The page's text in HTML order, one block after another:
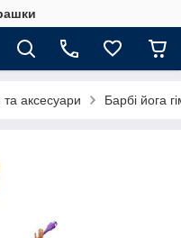
та аксесуари Барбі йога